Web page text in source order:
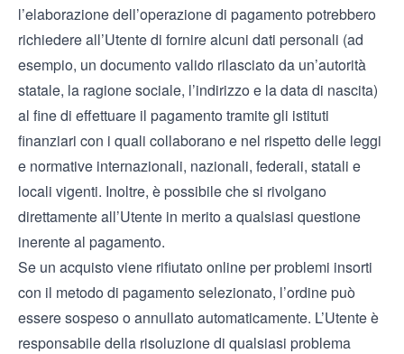
l’elaborazione dell’operazione di pagamento potrebbero
richiedere all’Utente di fornire alcuni dati personali (ad
esempio, un documento valido rilasciato da un’autorità
statale, la ragione sociale, l’indirizzo e la data di nascita)
al fine di effettuare il pagamento tramite gli istituti
finanziari con i quali collaborano e nel rispetto delle leggi
e normative internazionali, nazionali, federali, statali e
locali vigenti. Inoltre, è possibile che si rivolgano
direttamente all’Utente in merito a qualsiasi questione
inerente al pagamento.
Se un acquisto viene rifiutato online per problemi insorti
con il metodo di pagamento selezionato, l’ordine può
essere sospeso o annullato automaticamente. L’Utente è
responsabile della risoluzione di qualsiasi problema